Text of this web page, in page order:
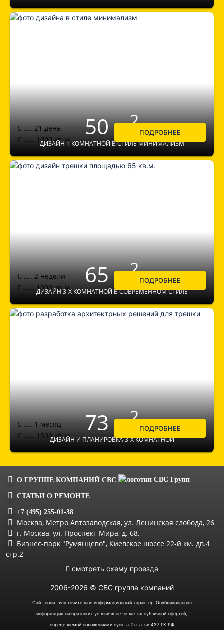
50 м2
ДИЗАЙН 1 КОМНАТНОЙ В СТИЛЕ МИНИМАЛИЗМ
.... 21 день
..... 1000кв.м.
ПОДРОБНЕЕ
65 м2
ДИЗАЙН 3-Х КОМНАТНОЙ В СОВРЕМЕННОМ СТИЛЕ
.... 2 недели
..... 1000кв.м.
ПОДРОБНЕЕ
73 м2
ДИЗАЙН И ПЛАНИРОВКА 3-Х КОМНАТНОЙ
.... 1 месяц
..... 1500кв.м.
ПОДРОБНЕЕ
О ГРУППЕ КОМПАНИЙ СВС
СТАТЬИ О РЕМОНТЕ
+7 (495) 255-01-38
Москва, Метро Автозаводская, ул. Ленинская слобода, 26
г. Москва, ул. Проспект Мира, д. 68.
Бизнес-парк "Румянцево", Киевское шоссе 22-й км. дв.4
стр.2
смотреть схему проезда
2006-2026 © СБС группа компаний
Сайт носит исключительно информационный характер. Опубликованная
информация ни при каких условиях не является публичной офертой,
определяемой положениями пункта 2 статьи 437 ГК РФ